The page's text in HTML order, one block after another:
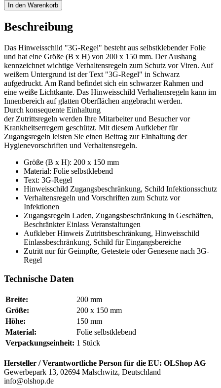
In den Warenkorb
Beschreibung
Das Hinweisschild "3G-Regel" besteht aus selbstklebender Folie
und hat eine Größe (B x H) von 200 x 150 mm. Der Aushang
kennzeichnet wichtige Verhaltensregeln zum Schutz vor Viren. Auf
weißem Untergrund ist der Text "3G-Regel" in Schwarz
aufgedruckt. Am Rand befindet sich ein schwarzer Rahmen und
eine weiße Lichtkante. Das Hinweisschild Verhaltensregeln kann im
Innenbereich auf glatten Oberflächen angebracht werden.
Durch konsequente Einhaltung
der Zutrittsregeln werden Ihre Mitarbeiter und Besucher vor
Krankheitserregern geschützt. Mit diesem Aufkleber für
Zugangsregeln leisten Sie einen Beitrag zur Einhaltung der
Hygienevorschriften und Verhaltensregeln.
Größe (B x H): 200 x 150 mm
Material: Folie selbstklebend
Text: 3G-Regel
Hinweisschild Zugangsbeschränkung, Schild Infektionsschutz
Verhaltensregeln und Vorschriften zum Schutz vor
Infektionen
Zugangsregeln Laden, Zugangsbeschränkung in Geschäften,
Beschränkter Einlass Veranstaltungen
Aufkleber Hinweis Zutrittsbeschränkung, Hinweisschild
Einlassbeschränkung, Schild für Eingangsbereiche
Zutritt nur für Geimpfte, Getestete oder Genesene nach 3G-
Regel
Technische Daten
Breite:
200 mm
Größe:
200 x 150 mm
Höhe:
150 mm
Material:
Folie selbstklebend
Verpackungseinheit: 1 Stück
Hersteller / Verantwortliche Person für die EU: OLShop AG
Gewerbepark 13, 02694 Malschwitz, Deutschland
info@olshop.de